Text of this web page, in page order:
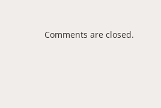
Comments are closed.